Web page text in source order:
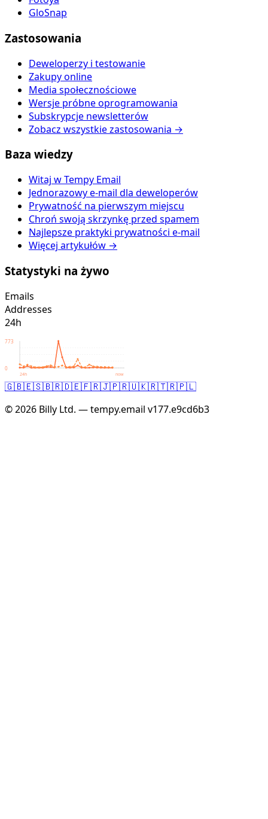
GloSnap
Zastosowania
Deweloperzy i testowanie
Zakupy online
Media społecznościowe
Wersje próbne oprogramowania
Subskrypcje newsletterów
Zobacz wszystkie zastosowania →
Baza wiedzy
Witaj w Tempy Email
Jednorazowy e-mail dla deweloperów
Prywatność na pierwszym miejscu
Chroń swoją skrzynkę przed spamem
Najlepsze praktyki prywatności e-mail
Więcej artykułów →
Statystyki na żywo
Emails
Addresses
24h
773
0
24h now
🇬🇧🇪🇸🇧🇷🇩🇪🇫🇷🇯🇵🇷🇺🇰🇷🇹🇷🇵🇱
© 2026 Billy Ltd. — tempy.email v177.e9cd6b3